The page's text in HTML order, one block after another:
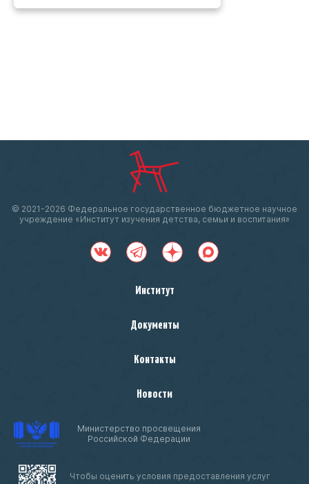
© 2021-2026 Федеральное государственное бюджетное научное
учреждение «Институт изучения детства, семьи и воспитания»
Институт
Документы
Контакты
Новости
Министерство просвещения
Российской Федерации
Чтобы оценить условия предоставления услуг